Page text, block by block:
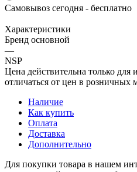
Самовывоз сегодня - бесплатно
Характеристики
Бренд основной
—
NSP
Цена действительна только для
отличаться от цен в розничных
Наличие
Как купить
Оплата
Доставка
Дополнительно
Для покупки товара в нашем